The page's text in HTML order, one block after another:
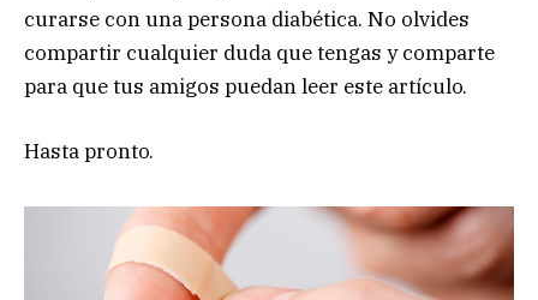
curarse con una persona diabética. No olvides
compartir cualquier duda que tengas y comparte
para que tus amigos puedan leer este artículo.
Hasta pronto.